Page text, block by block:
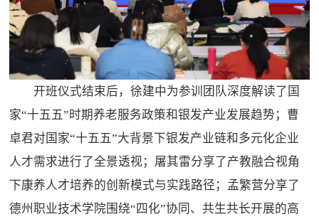
开班仪式结束后，徐建中为参训团队深度解读了国
家“十五五”时期养老服务政策和银发产业发展趋势；曹
卓君对国家“十五五”大背景下银发产业链和多元化企业
人才需求进行了全景透视；屠其雷分享了产教融合视角
下康养人才培养的创新模式与实践路径；孟繁营分享了
德州职业技术学院围绕“四化”协同、共生共长开展的高